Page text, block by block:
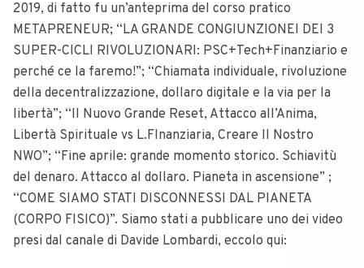
2019, di fatto fu un’anteprima del corso pratico
METAPRENEUR; “LA GRANDE CONGIUNZIONEI DEI 3
SUPER-CICLI RIVOLUZIONARI: PSC+Tech+Finanziario e
perché ce la faremo!”; “Chiamata individuale, rivoluzione
della decentralizzazione, dollaro digitale e la via per la
libertà”; “Il Nuovo Grande Reset, Attacco all’Anima,
Libertà Spirituale vs L.FInanziaria, Creare Il Nostro
NWO”; “Fine aprile: grande momento storico. Schiavitù
del denaro. Attacco al dollaro. Pianeta in ascensione” ;
“COME SIAMO STATI DISCONNESSI DAL PIANETA
(CORPO FISICO)”. Siamo stati a pubblicare uno dei video
presi dal canale di Davide Lombardi, eccolo qui: